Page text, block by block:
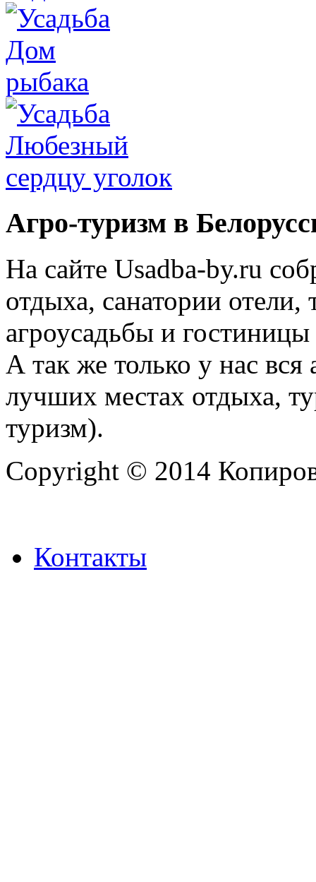
Агро-туризм в
На сайте Usadba-by.ru
отдыха, санатории
агроусадьбы и
А так же только у нас
лучших местах отдыха,
туризм).
Copyright © 2014
Контакты